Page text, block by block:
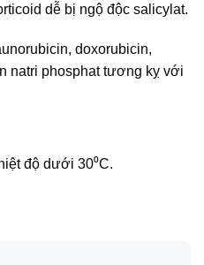
dễ bị ngộ độc salicylat.
doxorubicin,
natri phosphat tương kỵ với
độ dưới 30⁰C.